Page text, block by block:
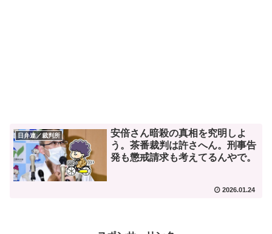
日弁連／裁判所
安倍さん暗殺の真相を究明しよ
う。茶番裁判は許さへん。刑事告
発も懲戒請求も考えてるんやで。
2026.01.24